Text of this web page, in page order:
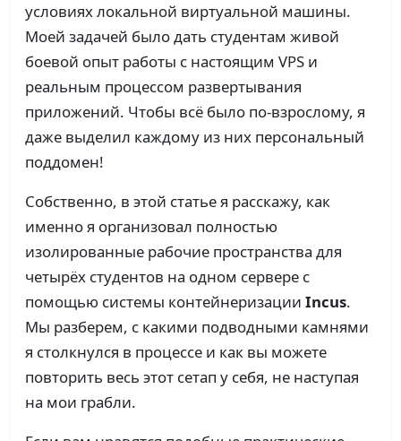
условиях локальной виртуальной машины.
Моей задачей было дать студентам живой
боевой опыт работы с настоящим VPS и
реальным процессом развертывания
приложений. Чтобы всё было по-взрослому, я
даже выделил каждому из них персональный
поддомен!
Собственно, в этой статье я расскажу, как
именно я организовал полностью
изолированные рабочие пространства для
четырёх студентов на одном сервере с
помощью системы контейнеризации Incus.
Мы разберем, с какими подводными камнями
я столкнулся в процессе и как вы можете
повторить весь этот сетап у себя, не наступая
на мои грабли.